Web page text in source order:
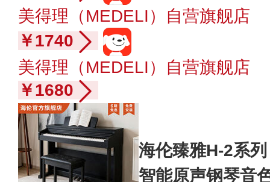
美得理（MEDELI）自营旗舰店
￥1740
美得理（MEDELI）自营旗舰店
￥1680
海伦臻雅H-2系
智能原声钢琴音